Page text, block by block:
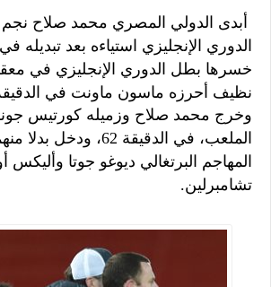
أبدى الدولي المصري محمد صلاح
الدوري الإنجليزي استياءه بعد تبديله في
خسرها بطل الدوري الإنجليزي في
نظيف أحرزه ماسون ماونت في الدقيقة 43 من
وخرج محمد صلاح وزميله كورتيس
الملعب، في الدقيقة 62،
المهاجم البرتغالي ديوغو جوتا وأليكس
تشامبرلين.